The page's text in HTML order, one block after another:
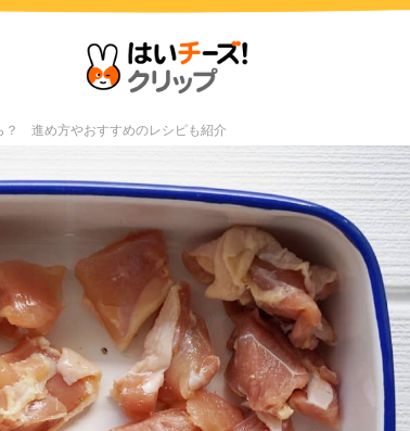
進め方やおすすめのレシピも紹介